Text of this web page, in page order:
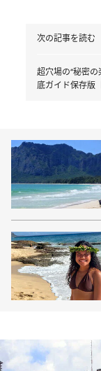
次の記事を読む
超穴場の“秘密
底ガイド保存版